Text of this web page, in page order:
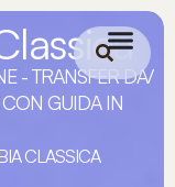
- TRANSFER DA/
GUIDA IN
CLASSICA